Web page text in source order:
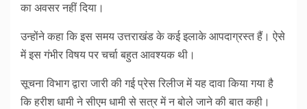
का अवसर नहीं दिया।
उन्होंने कहा कि इस समय उत्तराखंड के कई इलाके आपदाग्रस्त हैं। ऐसे
में इस गंभीर विषय पर चर्चा बहुत आवश्यक थी।
सूचना विभाग द्वारा जारी की गई प्रेस रिलीज में यह दावा किया गया है
कि हरीश धामी ने सीएम धामी से सत्र में न बोले जाने की बात कही।